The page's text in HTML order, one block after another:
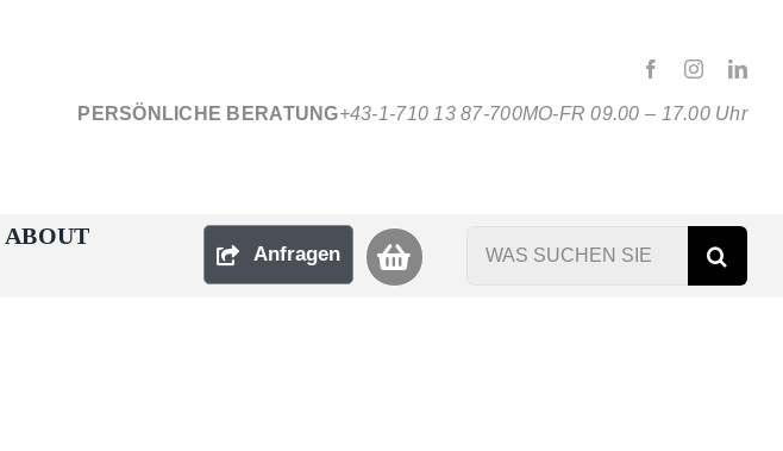
PERSÖNLICHE BERATUNG+43-1-710 13 87-700MO-FR 09.00 – 17.00 Uhr
ABOUT
Anfragen
Suche